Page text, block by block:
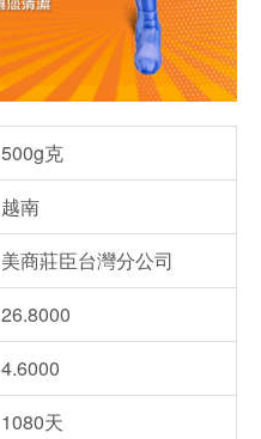
500g克
越南
美商莊臣台灣分公司
26.8000
4.6000
1080天